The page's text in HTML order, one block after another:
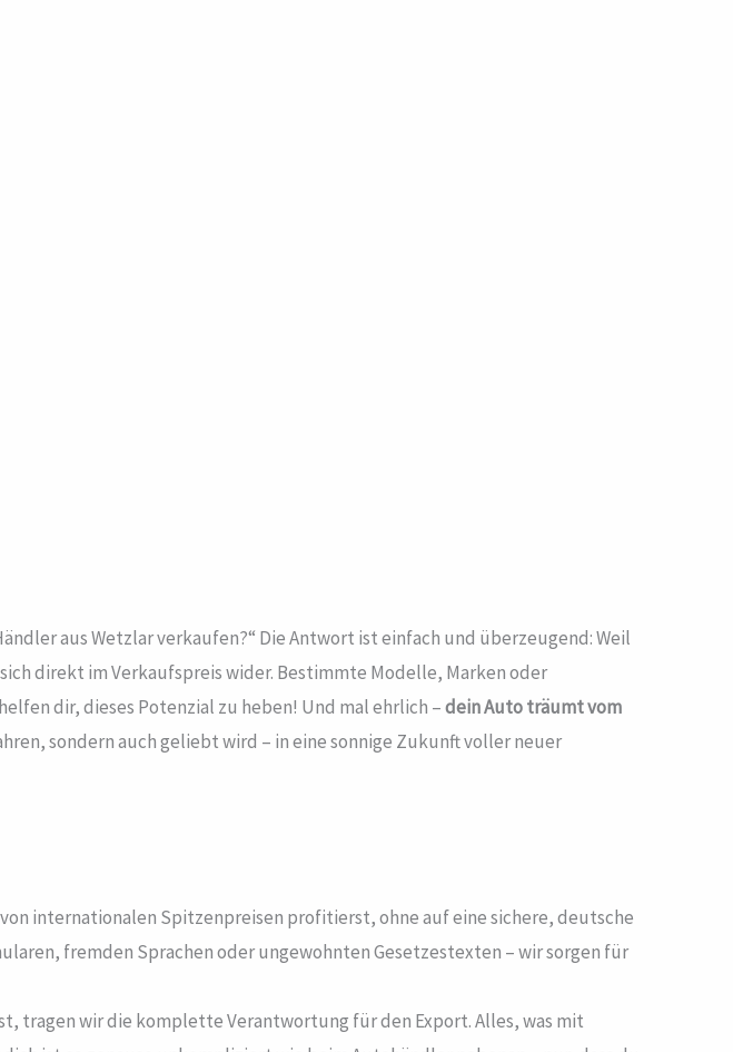
aus Wetzlar verkaufen?“ Die Antwort ist einfach und überzeugend: Weil
direkt im Verkaufspreis wider. Bestimmte Modelle, Marken oder
dir, dieses Potenzial zu heben! Und mal ehrlich –dein Auto träumt vom
sondern auch geliebt wird – in eine sonnige Zukunft voller neuer
internationalen Spitzenpreisen profitierst, ohne auf eine sichere, deutsche
fremden Sprachen oder ungewohnten Gesetzestexten – wir sorgen für
tragen wir die komplette Verantwortung für den Export. Alles, was mit